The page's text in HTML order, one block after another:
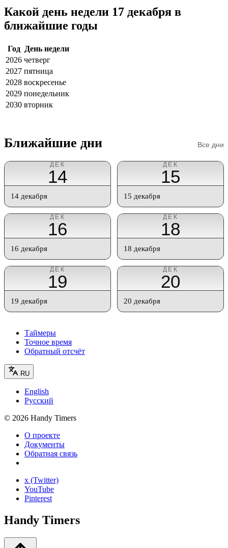
Какой день недели 17 декабря в
ближайшие годы
Год
День недели
2026 четверг
2027 пятница
2028 воскресенье
2029 понедельник
2030 вторник
Ближайшие дни Все дни
ДЕК
14
14 декабря
ДЕК
15
15 декабря
ДЕК
16
16 декабря
ДЕК
18
18 декабря
ДЕК
19
19 декабря
ДЕК
20
20 декабря
Таймеры
Точное время
Обратный отсчёт
RU
English
Русский
© 2026 Handy Timers
О проекте
Документы
Обратная связь
x (Twitter)
YouTube
Pinterest
Handy Timers